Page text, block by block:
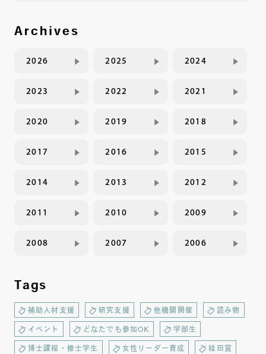
Archives
2026 2025 2024
2023 2022 2021
2020 2019 2018
2017 2016 2015
2014 2013 2012
2011 2010 2009
2008 2007 2006
Tags
補助人材支援 研究支援 他機関開催 読み物
イベント どなたでも参加OK 学部生
博士課程・修士学生 女性リーダー育成 桂田賞